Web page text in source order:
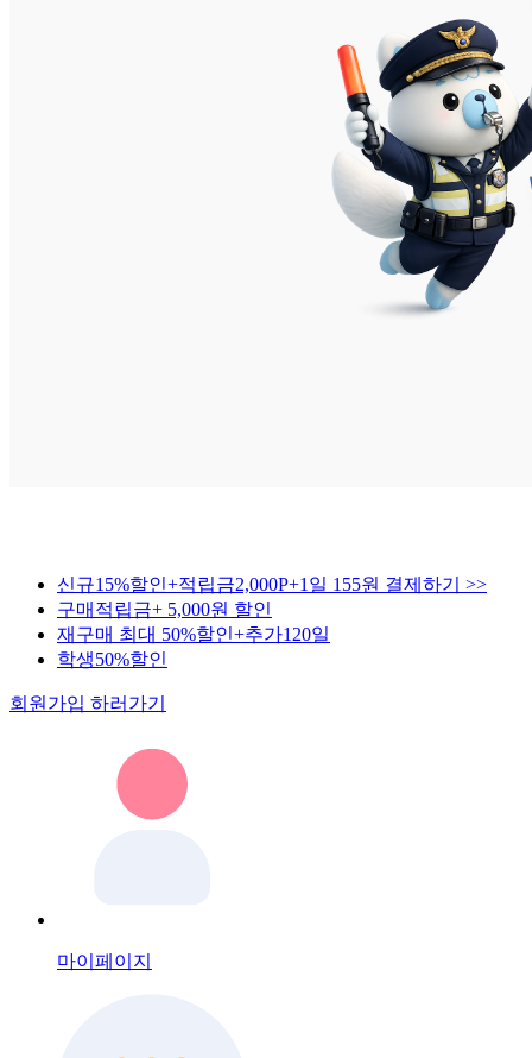
신규15%할인+적립금2,000P+1일 155원 결제하기 >>
구매적립금+ 5,000원 할인
재구매 최대 50%할인+추가120일
학생50%할인
회원가입 하러가기
마이페이지